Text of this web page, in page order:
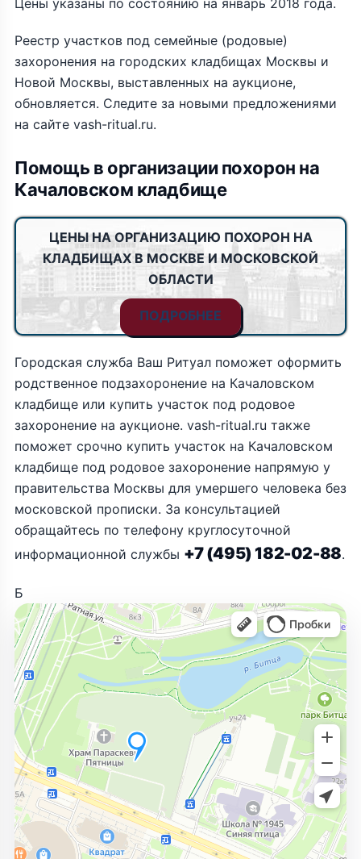
Цены указаны по состоянию на январь 2018 года.
Реестр участков под семейные (родовые)
захоронения на городских кладбищах Москвы и
Новой Москвы, выставленных на аукционе,
обновляется. Следите за новыми предложениями
на сайте vash-ritual.ru.
Помощь в организации похорон на
Качаловском кладбище
ЦЕНЫ НА ОРГАНИЗАЦИЮ ПОХОРОН НА
КЛАДБИЩАХ В МОСКВЕ И МОСКОВСКОЙ
ОБЛАСТИ
ПОДРОБНЕЕ
Городская служба Ваш Ритуал поможет оформить
родственное подзахоронение на Качаловском
кладбище или купить участок под родовое
захоронение на аукционе. vash-ritual.ru также
поможет срочно купить участок на Качаловском
кладбище под родовое захоронение напрямую у
правительства Москвы для умершего человека без
московской прописки. За консультацией
обращайтесь по телефону круглосуточной
информационной службы +7 (495) 182-02-88.
Б